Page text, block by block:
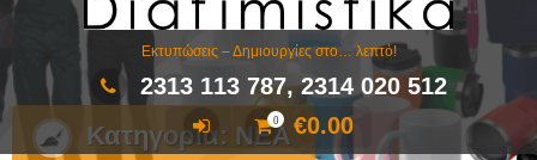
Εκτυπώσεις – Δημιουργίες στο… λεπτό!
2313 113 787, 2314 020 512
0 €0.00
Κατηγορία: ΝΕΑ